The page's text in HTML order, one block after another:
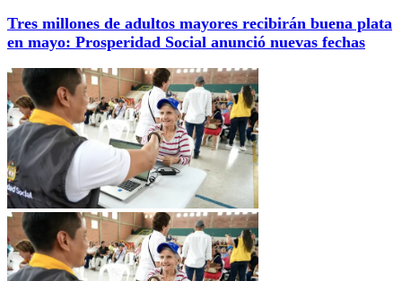
Tres millones de adultos mayores recibirán buena plata
en mayo: Prosperidad Social anunció nuevas fechas